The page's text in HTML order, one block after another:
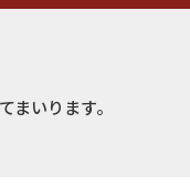
まいります。